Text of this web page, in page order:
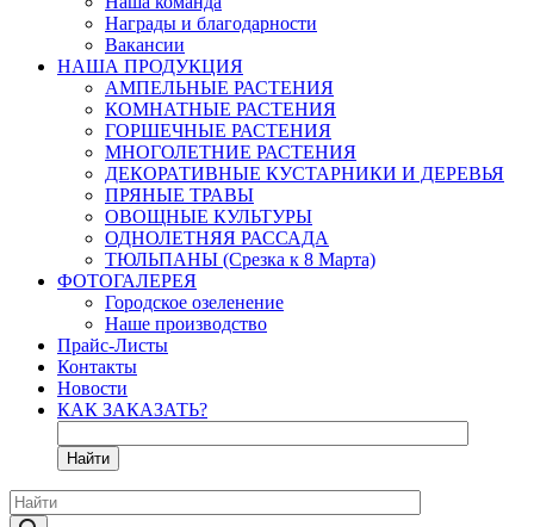
Награды и благодарности
Вакансии
НАША ПРОДУКЦИЯ
АМПЕЛЬНЫЕ РАСТЕНИЯ
КОМНАТНЫЕ РАСТЕНИЯ
ГОРШЕЧНЫЕ РАСТЕНИЯ
МНОГОЛЕТНИЕ РАСТЕНИЯ
ДЕКОРАТИВНЫЕ КУСТАРНИКИ И ДЕРЕВЬЯ
ПРЯНЫЕ ТРАВЫ
ОВОЩНЫЕ КУЛЬТУРЫ
ОДНОЛЕТНЯЯ РАССАДА
ТЮЛЬПАНЫ (Срезка к 8 Марта)
ФОТОГАЛЕРЕЯ
Городское озеленение
Наше производство
Прайс-Листы
Контакты
Новости
КАК ЗАКАЗАТЬ?
Найти